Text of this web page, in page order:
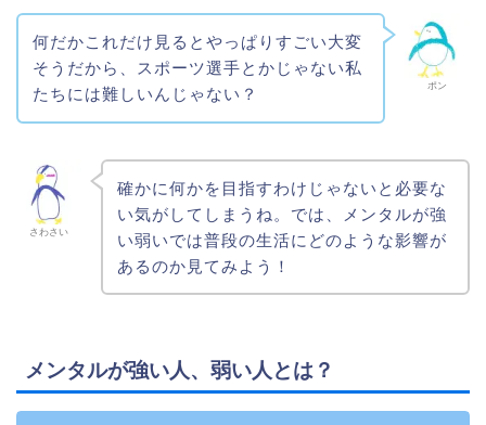
ポン
何だかこれだけ見るとやっぱりすごい大変
そうだから、スポーツ選手とかじゃない私
たちには難しいんじゃない？
さわさい
確かに何かを目指すわけじゃないと必要な
い気がしてしまうね。では、メンタルが強
い弱いでは普段の生活にどのような影響が
あるのか見てみよう！
メンタルが強い人、弱い人とは？